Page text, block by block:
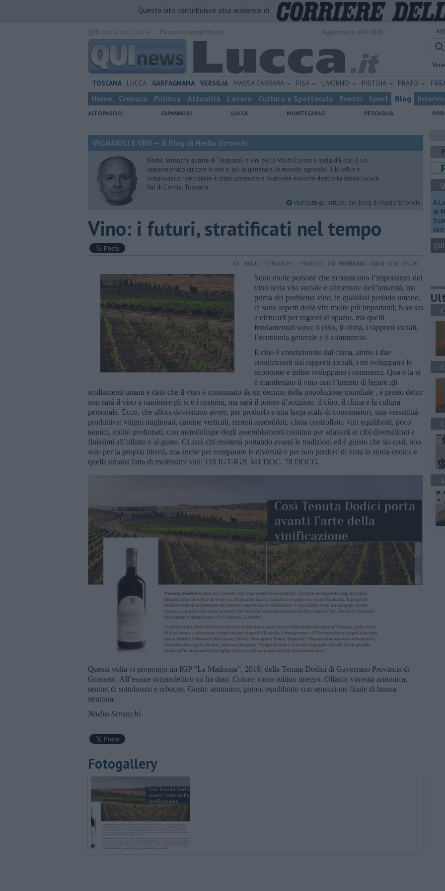
Questo sito contribuisce alla audience di
TOSCANA LUCCA GARFAGNANA VERSILIA MASSA CARRARA PISA LIVORNO PISTOIA PRATO
Home Cronaca Politica Attualità Lavoro Cultura e Spettacolo Eventi Sport Blog
ALTOPASCIO CAPANNORI LUCCA MONTECARLO PESCAGLIA
VIGNAIOLI E VINI — il Blog di Nadio Stronchi
Nadio Stronchi, autore di “Vignaioli e vini della Val di Cornia e Isola d’Elba”, è un
appassionato cultore di vini e, più in generale, di mondo agricolo. Bibliofilo e
instancabile ricercatore è stato promotore di attività enoiche dentro la storia locale
Val di Cornia, Toscana
Vedi tutti gli articoli del blog di Nadio Stronchi
​Vino: i futuri, stratificati nel tempo
DI NADIO STRONCHI - MARTEDÌ 20 FEBBRAIO 2024 ORE 09:00
Sono molte persone che riconoscono l’importanza del
vino nella vita sociale e alimentare dell’umanità, ma
prima del problema vino, in qualsiasi periodo umano,
ci sono aspetti della vita molto più importanti; Non sto
a elencarli per ragioni di spazio, ma quelli
fondamentali sono: il cibo, il clima, i rapporti sociali,
l’economia generale e il commercio.
Il cibo è condizionato dal clima, ambo i due
condizionati dai rapporti sociali, i tre sviluppano le
economie e infine sviluppano i commerci. Qua e la si
è manifestato il vino con l’intento di legare gli
scollamenti umani e dato che il vino è consumato da un decimo della popolazione mondiale , è presto detto:
non sarà il vino a cambiare gli si e i costumi, ma sarà il potere d’acquisto, il cibo, il clima e la cultura
personale. Ecco, che allora dovremmo avere, per produrlo a una larga scala di consumatori, una versatilità
produttiva: vitigni migliorati, cantine verticali, terreni assemblati, clima controllato, vini equilibrati, poco
tannici, molto profumati, con metodologie degli assemblamenti continui per adattarli ai cibi diversificati e
finissimi all’olfatto e al gusto. Ci sarà chi resisterà portando avanti le tradizioni ed è giusto che sia così, non
solo per la propria libertà, ma anche per comparare le diversità e per non perdere di vista la storia enoica e
quella umana fatta di moltissimi vini: 118 IGT-IGP, 341 DOC, 78 DOCG.
Questa volta vi propongo un IGP “La Madonna”, 2019, della Tenuta Dodici di Gavorrano Provincia di
Grosseto. All’esame organolettico mi ha dato. Colore: rosso rubino integro. Olfatto: vinosità armonica,
sentori di sottobosco e erbaceo. Gusto: armonico, pieno, equilibrato con sensazione finale di buona
struttura.
Nadio Stronchi
Fotogallery
A
di
QUI